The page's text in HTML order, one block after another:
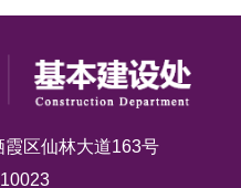
区仙林大道163号